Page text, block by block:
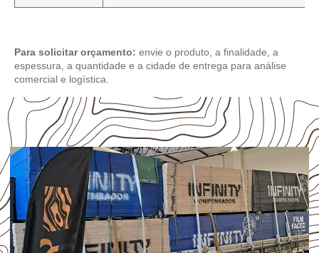
Para solicitar orçamento: envie o produto, a finalidade, a
espessura, a quantidade e a cidade de entrega para análise
comercial e logística.